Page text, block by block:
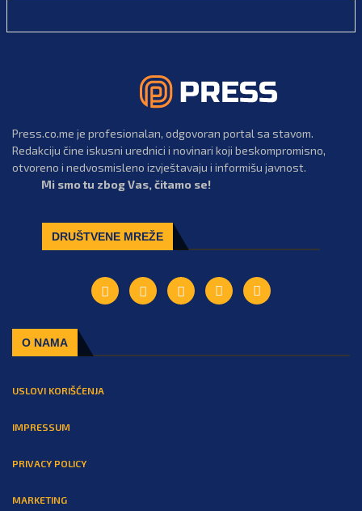
Press.co.me je profesionalan, odgovoran portal sa stavom.
Redakciju čine iskusni urednici i novinari koji beskompromisno,
otvoreno i nedvosmisleno izvještavaju i informišu javnost.
Mi smo tu zbog Vas, čitamo se!
DRUŠTVENE MREŽE
O NAMA
USLOVI KORIŠĆENJA
IMPRESSUM
PRIVACY POLICY
MARKETING